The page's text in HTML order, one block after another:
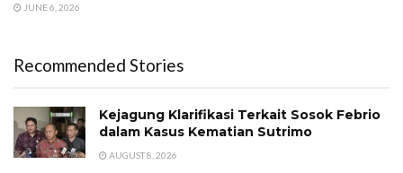
JUNE 6, 2026
Recommended Stories
Kejagung Klarifikasi Terkait Sosok Febrio
dalam Kasus Kematian Sutrimo
AUGUST 8, 2026